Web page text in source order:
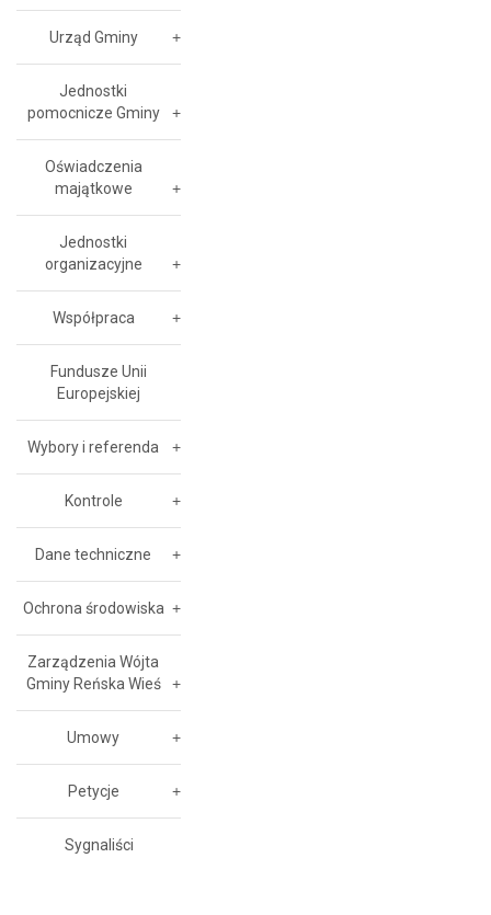
Urząd Gminy
Jednostki
pomocnicze Gminy
Oświadczenia
majątkowe
Jednostki
organizacyjne
Współpraca
Fundusze Unii
Europejskiej
Wybory i referenda
Kontrole
Dane techniczne
Ochrona środowiska
Zarządzenia Wójta
Gminy Reńska Wieś
Umowy
Petycje
Sygnaliści